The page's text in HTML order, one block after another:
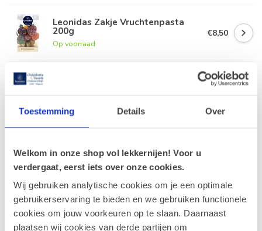
Toestemming Details Over
Welkom in onze shop vol lekkernijen! Voor u
verdergaat, eerst iets over onze cookies.
Wij gebruiken analytische cookies om je een optimale
gebruikerservaring te bieden en we gebruiken functionele
cookies om jouw voorkeuren op te slaan. Daarnaast
plaatsen wij cookies van derde partijen om
Leonidas Zakje Vruchtenpasta
200g
Op voorraad
€8,50
€8,50
Op voorraad
Recent bekeken